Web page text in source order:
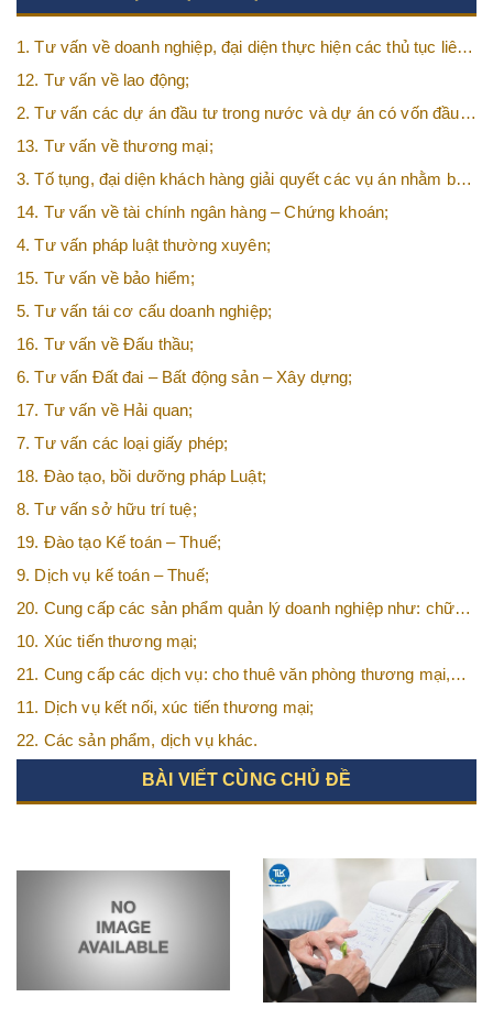
1. Tư vấn về doanh nghiệp, đại diện thực hiện các thủ tục liên
quan tới doanh nghiệp;
12. Tư vấn về lao động;
2. Tư vấn các dự án đầu tư trong nước và dự án có vốn đầu
tư nước ngoài (FDI);
13. Tư vấn về thương mại;
3. Tố tụng, đại diện khách hàng giải quyết các vụ án nhằm bảo
vệ tối đa các quyền và lợi ích của khách hàng;
14. Tư vấn về tài chính ngân hàng – Chứng khoán;
4. Tư vấn pháp luật thường xuyên;
15. Tư vấn về bảo hiểm;
5. Tư vấn tái cơ cấu doanh nghiệp;
16. Tư vấn về Đấu thầu;
6. Tư vấn Đất đai – Bất động sản – Xây dựng;
17. Tư vấn về Hải quan;
7. Tư vấn các loại giấy phép;
18. Đào tạo, bồi dưỡng pháp Luật;
8. Tư vấn sở hữu trí tuệ;
19. Đào tạo Kế toán – Thuế;
9. Dịch vụ kế toán – Thuế;
20. Cung cấp các sản phẩm quản lý doanh nghiệp như: chữ
ký số, hóa đơn điện tử, BHXH,…vv
10. Xúc tiến thương mại;
21. Cung cấp các dịch vụ: cho thuê văn phòng thương mại,
văn phòng ảo, văn phòng chia sẻ…vv
11. Dịch vụ kết nối, xúc tiến thương mại;
22. Các sản phẩm, dịch vụ khác.
BÀI VIẾT CÙNG CHỦ ĐỀ